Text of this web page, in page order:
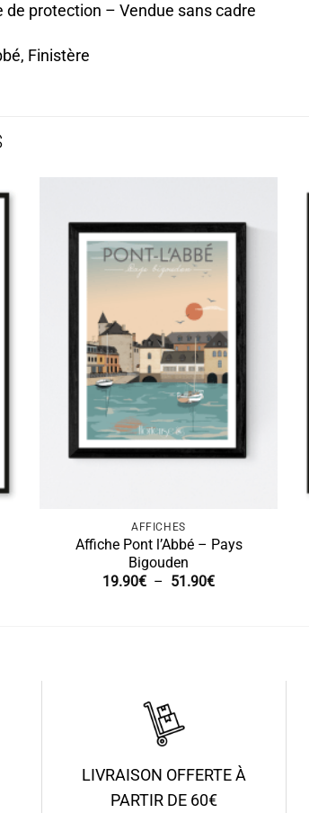
protection – Vendue sans cadre
Finistère
AFFICHES
Affiche Pont l’Abbé – Pays
Bigouden
19.90€ – 51.90€Plage
LIVRAISON OFFERTE À
PARTIR DE 60€